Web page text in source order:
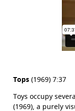
Tops(1969) 7:37
Toys occupy
(1969), a purely